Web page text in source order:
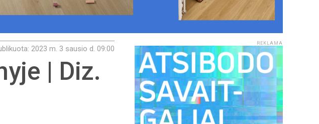
2023 m. 3 sausio d. 09:00
| Diz.
REKLAMA